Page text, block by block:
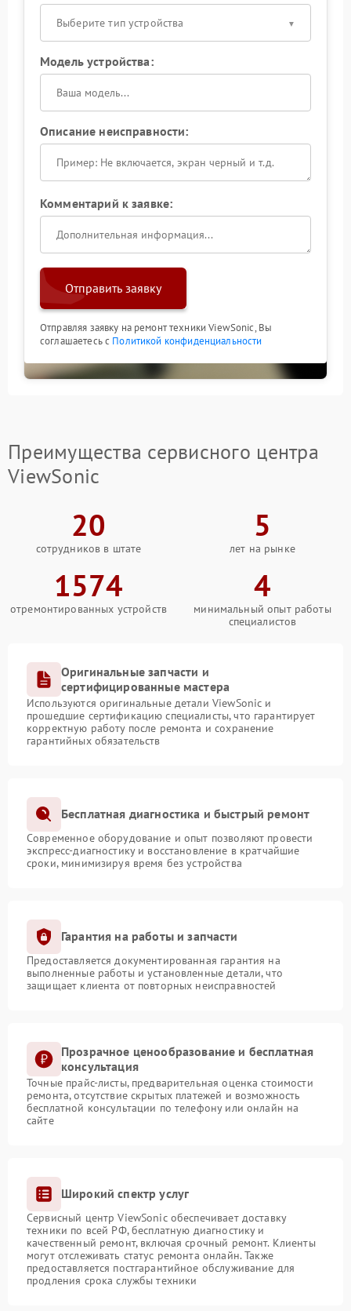
Выберите тип устройства
Модель устройства:
Описание неисправности:
Комментарий к заявке:
Отправить заявку
Отправляя заявку на ремонт техники ViewSonic, Вы
соглашаетесь с Политикой конфиденциальности
Преимущества сервисного центра
ViewSonic
20
сотрудников в штате
5
лет на рынке
1574
отремонтированных устройств
4
минимальный опыт работы
специалистов
Оригинальные запчасти и
сертифицированные мастера
Используются оригинальные детали ViewSonic и
прошедшие сертификацию специалисты, что гарантирует
корректную работу после ремонта и сохранение
гарантийных обязательств
Бесплатная диагностика и быстрый ремонт
Современное оборудование и опыт позволяют провести
экспресс-диагностику и восстановление в кратчайшие
сроки, минимизируя время без устройства
Гарантия на работы и запчасти
Предоставляется документированная гарантия на
выполненные работы и установленные детали, что
защищает клиента от повторных неисправностей
Прозрачное ценообразование и бесплатная
консультация
Точные прайс-листы, предварительная оценка стоимости
ремонта, отсутствие скрытых платежей и возможность
бесплатной консультации по телефону или онлайн на
сайте
Широкий спектр услуг
Сервисный центр ViewSonic обеспечивает доставку
техники по всей РФ, бесплатную диагностику и
качественный ремонт, включая срочный ремонт. Клиенты
могут отслеживать статус ремонта онлайн. Также
предоставляется постгарантийное обслуживание для
продления срока службы техники